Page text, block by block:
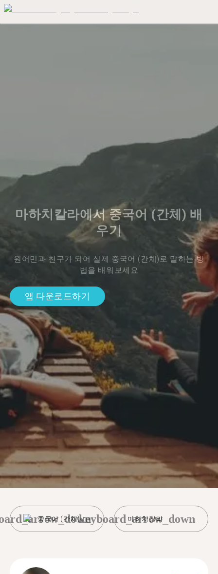
마하치칼라에서 중국어 (간체) 배
우기
원어민과 친구가 되어 실제 중국어 (간체)로 말하는 방
법을 배워보세요
앱 다운로드하기
중국어 (간체) 마하치칼라
keyboard_arrow_down